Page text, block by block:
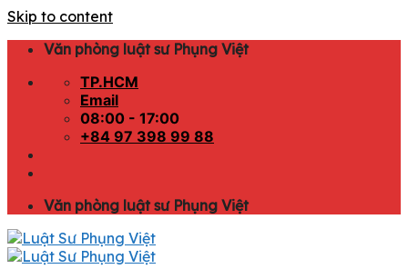
Skip to content
Văn phòng luật sư Phụng Việt
TP.HCM
Email
08:00 - 17:00
+84 97 398 99 88
Văn phòng luật sư Phụng Việt